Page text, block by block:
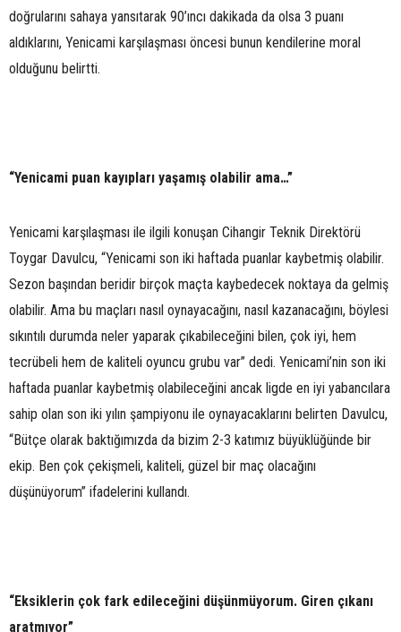
doğrularını sahaya yansıtarak 90’ıncı dakikada da olsa 3 puanı
aldıklarını, Yenicami karşılaşması öncesi bunun kendilerine moral
olduğunu belirtti.
“Yenicami puan kayıpları yaşamış olabilir ama…”
Yenicami karşılaşması ile ilgili konuşan Cihangir Teknik Direktörü
Toygar Davulcu, “Yenicami son iki haftada puanlar kaybetmiş olabilir.
Sezon başından beridir birçok maçta kaybedecek noktaya da gelmiş
olabilir. Ama bu maçları nasıl oynayacağını, nasıl kazanacağını, böylesi
sıkıntılı durumda neler yaparak çıkabileceğini bilen, çok iyi, hem
tecrübeli hem de kaliteli oyuncu grubu var” dedi. Yenicami’nin son iki
haftada puanlar kaybetmiş olabileceğini ancak ligde en iyi yabancılara
sahip olan son iki yılın şampiyonu ile oynayacaklarını belirten Davulcu,
“Bütçe olarak baktığımızda da bizim 2-3 katımız büyüklüğünde bir
ekip. Ben çok çekişmeli, kaliteli, güzel bir maç olacağını
düşünüyorum” ifadelerini kullandı.
“Eksiklerin çok fark edileceğini düşünmüyorum. Giren çıkanı
aratmıyor”